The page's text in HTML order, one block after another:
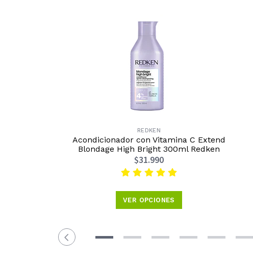
REDKEN
Acondicionador con Vitamina C Extend
Blondage High Bright 300ml Redken
$31.990
VER OPCIONES